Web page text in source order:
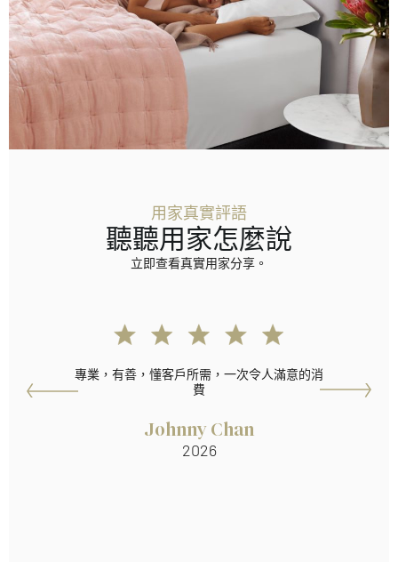
用家真實評語
聽聽用家怎麼說
立即查看真實用家分享。
專業，有善，懂客戶所需，一次令人滿意的消
費
Johnny Chan
2026